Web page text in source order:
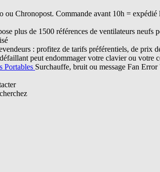
Chronopost. Commande avant 10h =
plus de 1500 références de ventilateurs
: profitez de tarifs préférentiels, de prix
peut endommager votre clavier ou votre
Portables Surchauffe, bruit ou message Fan